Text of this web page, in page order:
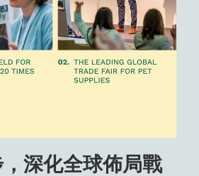
深化全球佈局戰